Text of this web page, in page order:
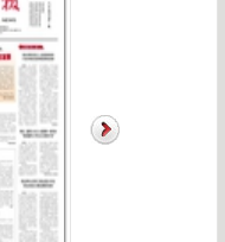
化组织设置、创新支部形
沿、育人阵地延伸覆盖。
全面建成功能型党支部，让
成形工程中心教工党支部等，
的标杆示范。实施样板支部、
带头人”工作室示范引领效应